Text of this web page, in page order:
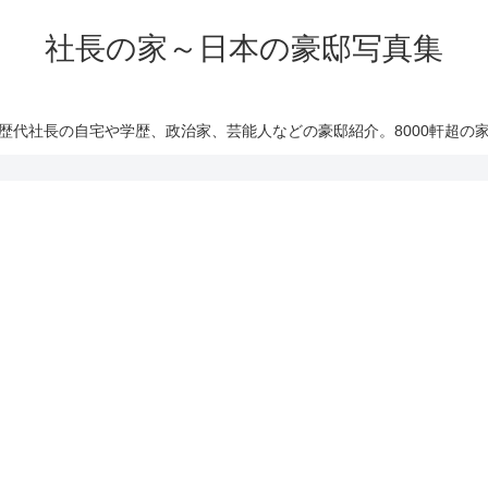
社長の家～日本の豪邸写真集
代社長の自宅や学歴、政治家、芸能人などの豪邸紹介。8000軒超の家